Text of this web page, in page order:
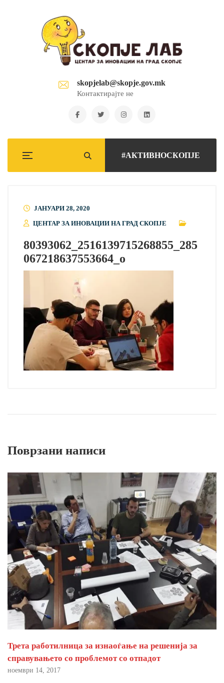
skopjelab@skopje.gov.mk
Контактирајте не
#АКТИВНОСКОПЈЕ
ЈАНУАРИ 28, 2020
ЦЕНТАР ЗА ИНОВАЦИИ НА ГРАД СКОПЈЕ
80393062_2516139715268855_285
067218637553664_o
Поврзани написи
Трета работилница за изнаоѓање на решенија за
справувањето со проблемот со отпадот
ноември 14, 2017